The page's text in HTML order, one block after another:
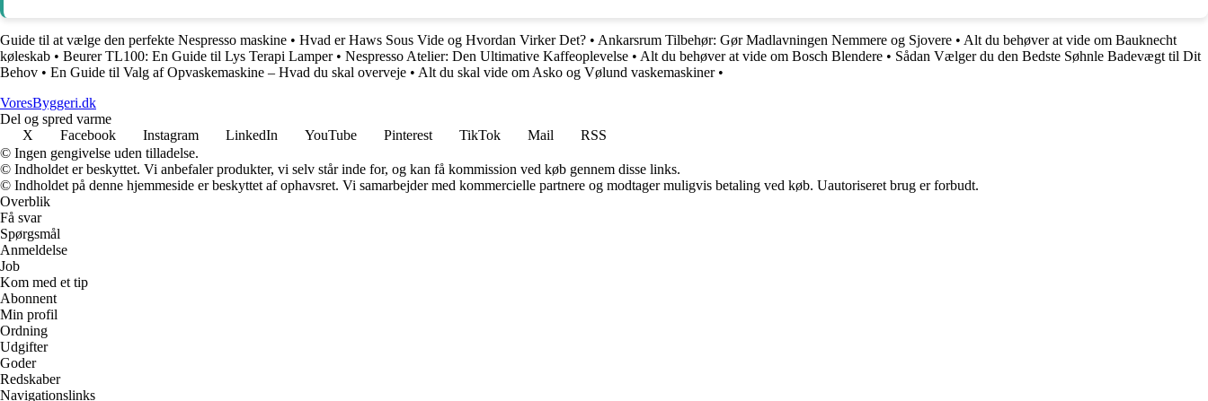
Guide til at vælge den perfekte Nespresso maskine • Hvad er Haws Sous Vide og Hvordan Virker Det? • Ankarsrum Tilbehør: Gør Madlavningen Nemmere og Sjovere • Alt du behøver at vide om Bauknecht
køleskab • Beurer TL100: En Guide til Lys Terapi Lamper• Nespresso Atelier: Den Ultimative Kaffeoplevelse • Alt du behøver at vide om Bosch Blendere • Sådan Vælger du den Bedste Søhnle Badevægt til Dit
Behov • En Guide til Valg af Opvaskemaskine – Hvad du skal overveje • Alt du skal vide om Asko og Vølund vaskemaskiner•
VoresByggeri.dk
Del og spred varme
X
Facebook Instagram LinkedIn YouTube Pinterest TikTok Mail
RSS
© Ingen gengivelse uden tilladelse.
© Indholdet er beskyttet. Vi anbefaler produkter, vi selv står inde for, og kan få kommission ved køb gennem disse links.
© Indholdet på denne hjemmeside er beskyttet af ophavsret. Vi samarbejder med kommercielle partnere og modtager muligvis betaling ved køb. Uautoriseret brug er forbudt.
Overblik
Få svar
Spørgsmål
Anmeldelse
Job
Kom med et tip
Abonnent
Min profil
Ordning
Udgifter
Goder
Redskaber
Navigationslinks